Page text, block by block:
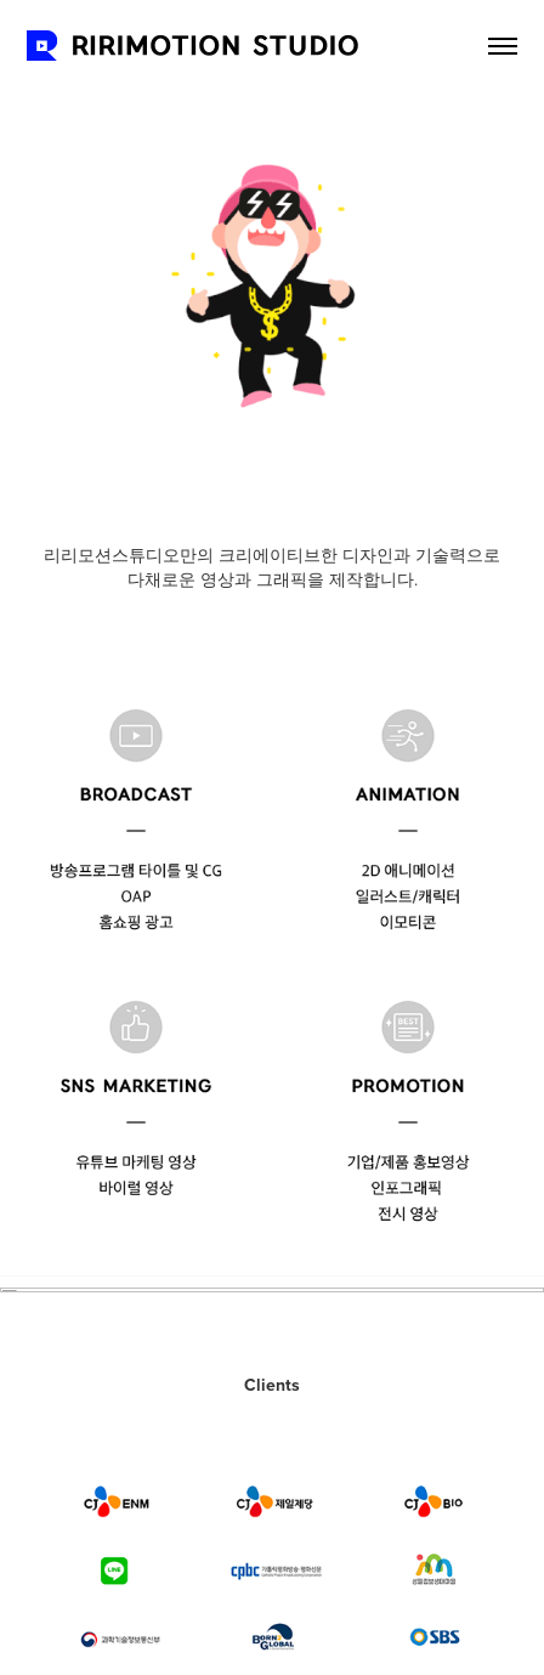
리리모션스튜디오만의 크리에이티브한 디자인과 기술력으로
다채로운 영상과 그래픽을 제작합니다.​​​​​​​
Clients